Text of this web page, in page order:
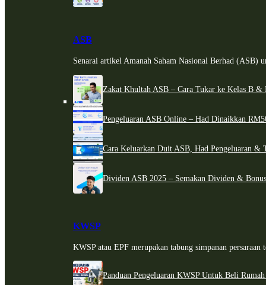
ASB
Senarai artikel Amanah Saham Nasional Berhad (ASB)
Zakat Khultah ASB – Cara Tukar ke Kelas B &
Pengeluaran ASB Online – Had Dinaikkan
Cara Keluarkan Duit ASB, Had Pengeluaran &
Dividen ASB 2025 – Semakan Dividen &
KWSP
KWSP atau EPF merupakan tabung simpanan persaraan
Panduan Pengeluaran KWSP Untuk Beli